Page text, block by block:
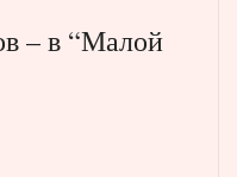
– в “Малой